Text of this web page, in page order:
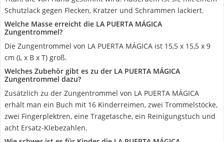
Schutzlack gegen Flecken, Kratzer und Schrammen lackiert.
Welche Masse erreicht die LA PUERTA MÁGICA
Zungentrommel?
Die Zungentrommel von LA PUERTA MÁGICA ist 15,5 x 15,5 x 9
cm (L x B x T) groß.
Welches Zubehör gibt es zu der LA PUERTA MÁGICA
Zungentrommel dazu?
Zusätzlich zu der Zungentrommel von LA PUERTA MÁGICA
erhält man ein Buch mit 16 Kinderreimen, zwei Trommelstöcke,
zwei Fingerplektren, eine Tragetasche, ein Reinigungstuch und
acht Ersatz-Klebezahlen.